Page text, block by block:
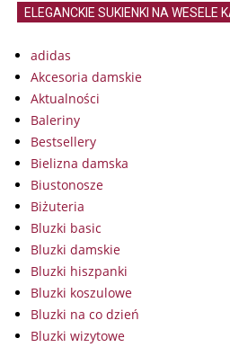
ELEGANCKIE SUKIENKI NA WESELE
adidas
Akcesoria damskie
Aktualności
Baleriny
Bestsellery
Bielizna damska
Biustonosze
Biżuteria
Bluzki basic
Bluzki damskie
Bluzki hiszpanki
Bluzki koszulowe
Bluzki na co dzień
Bluzki wizytowe